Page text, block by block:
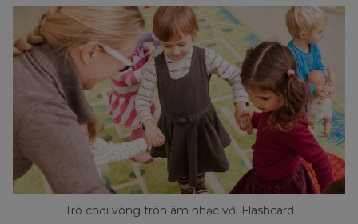
Trò chơi vòng tròn âm nhạc với Flashcard